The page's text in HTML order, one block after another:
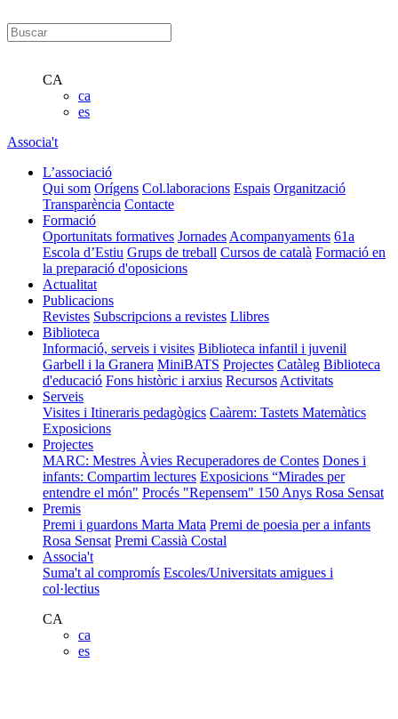
CA
ca
es
Associa't
L’associació
Qui som Orígens Col.laboracions Espais Organització
Transparència Contacte
Formació
Oportunitats formatives Jornades Acompanyaments 61a
Escola d’Estiu Grups de treball Cursos de català Formació en
la preparació d'oposicions
Actualitat
Publicacions
Revistes Subscripcions a revistes Llibres
Biblioteca
Informació, serveis i visites Biblioteca infantil i juvenil
Garbell i la Granera MiniBATS Projectes Catàleg Biblioteca
d'educació Fons històric i arxius Recursos Activitats
Serveis
Visites i Itineraris pedagògics Caàrem: Tastets Matemàtics
Exposicions
Projectes
MARC: Mestres Àvies Recuperadores de Contes Dones i
infants: Compartim lectures Exposicions “Mirades per
entendre el món" Procés "Repensem" 150 Anys Rosa Sensat
Premis
Premi i guardons Marta Mata Premi de poesia per a infants
Rosa Sensat Premi Cassià Costal
Associa't
Suma't al compromís Escoles/Universitats amigues i
col·lectius
CA
ca
es